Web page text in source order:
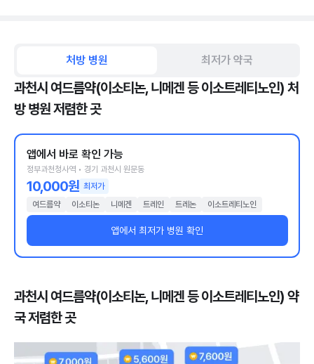
처방 병원 최저가 약국
과천시 여드름약(이소티논, 니메겐 등 이소트레티노인) 처
방 병원 저렴한 곳
앱에서 바로 확인 가능
정부과천청사역 • 경기 과천시 원문동
10,000원 최저가
여드름약
이소티논 니메겐 트레인 트레논 이소트레티노인
앱에서 최저가 병원 확인
과천시 여드름약(이소티논, 니메겐 등 이소트레티노인) 약
국 저렴한 곳